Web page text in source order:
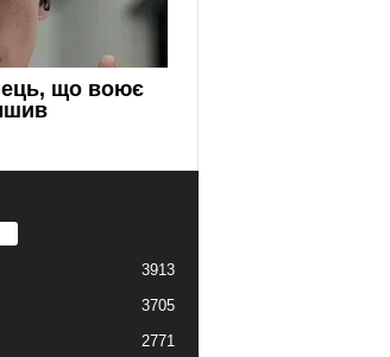
3913
3705
2771